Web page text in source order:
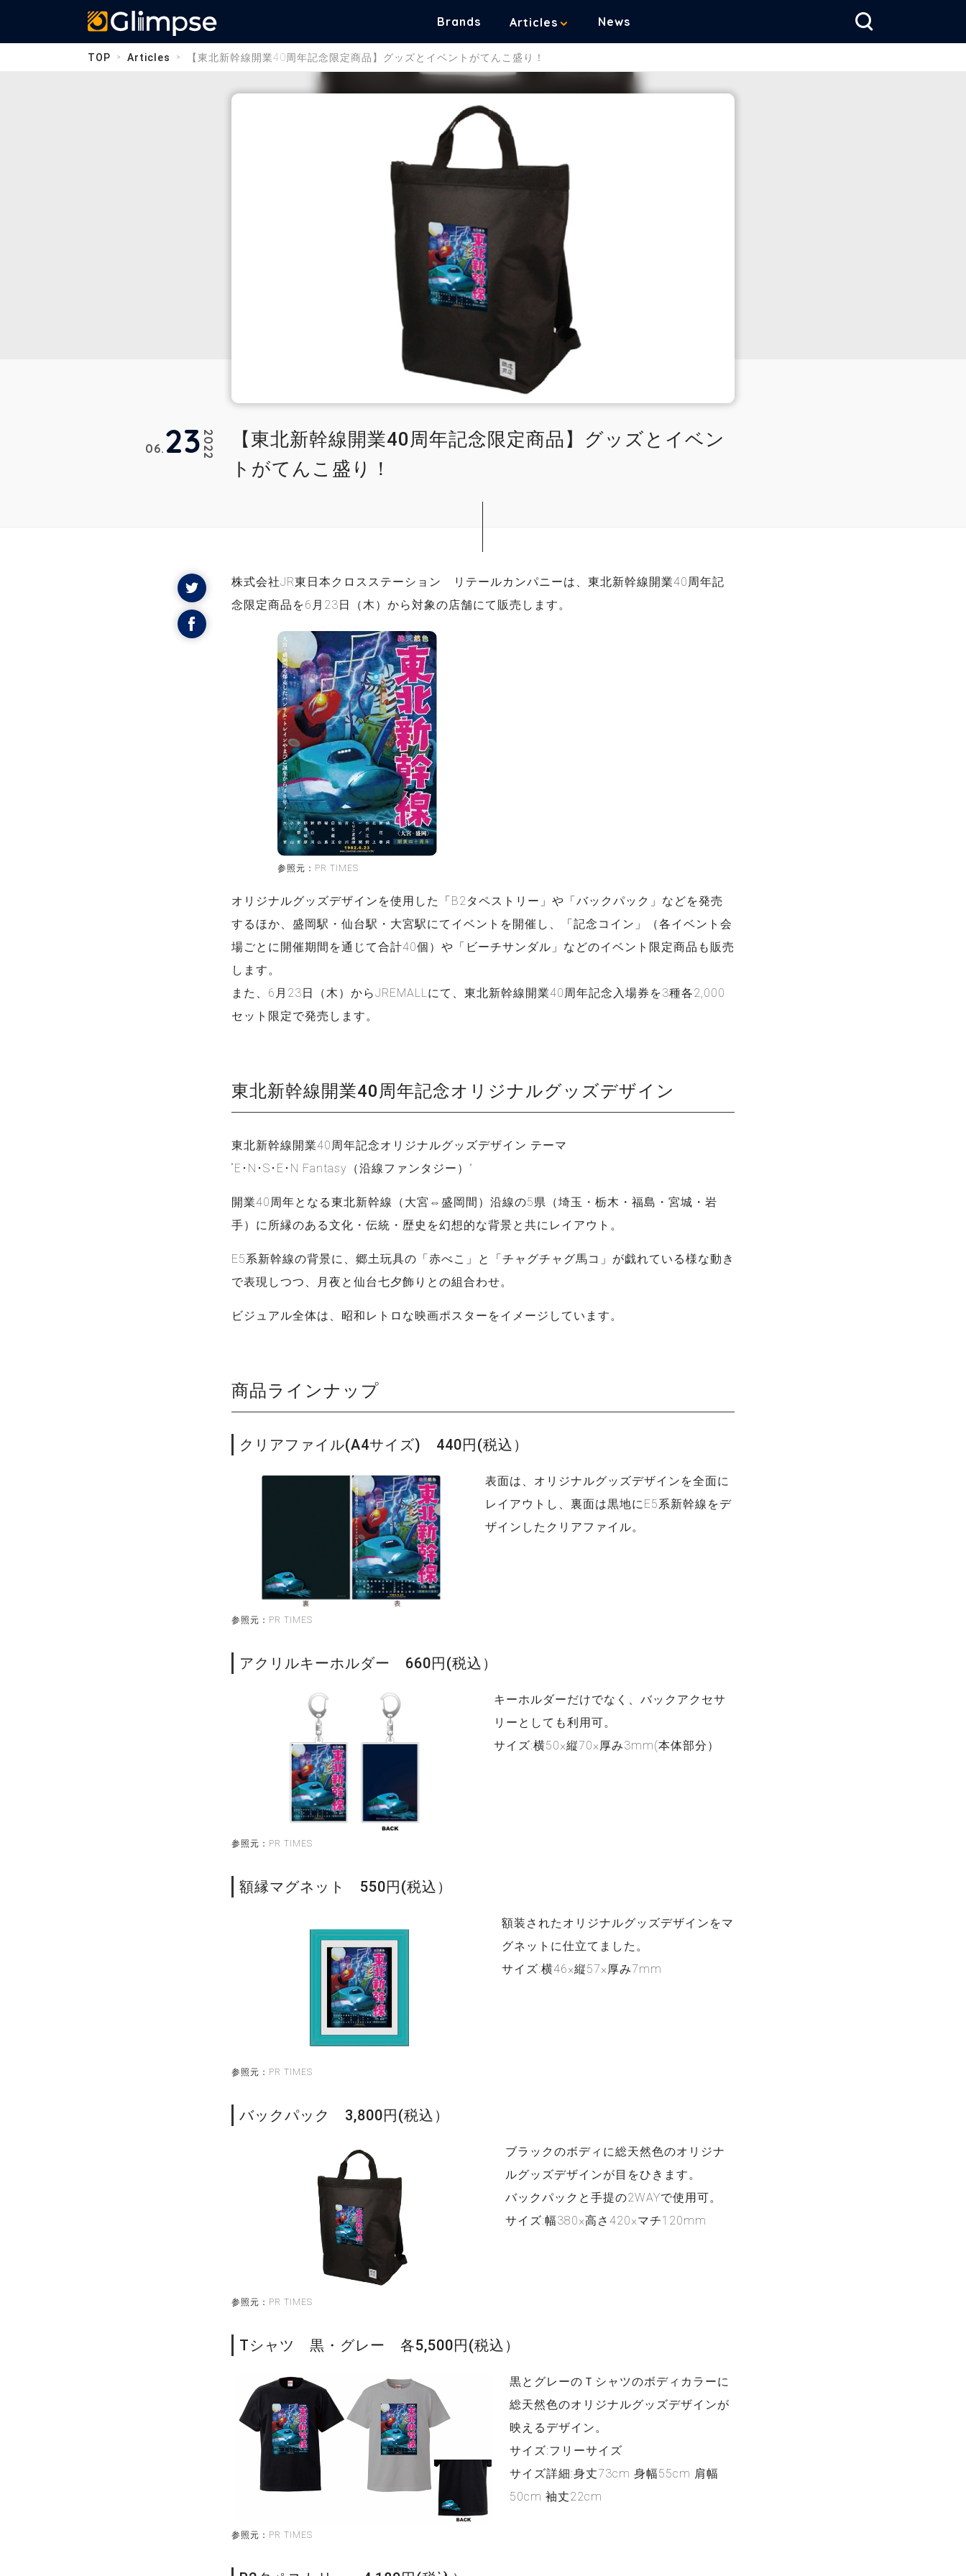
Brands Articles News
TOP Articles 【東北新幹線開業40周年記念限定商品】グッズとイベントがてんこ盛り！
【東北新幹線開業40周年記念限定商品】グッズとイベン
トがてんこ盛り！
2022
06 23
株式会社JR東日本クロスステーション リテールカンパニーは、東北新幹線開業40周年記
念限定商品を6月23日（木）から対象の店舗にて販売します。
参照元：PR TIMES
オリジナルグッズデザインを使用した「B2タペストリー」や「バックパック」などを発売
するほか、盛岡駅・仙台駅・大宮駅にてイベントを開催し、「記念コイン」（各イベント会
場ごとに開催期間を通じて合計40個）や「ビーチサンダル」などのイベント限定商品も販売
します。
また、6月23日（木）からJREMALLにて、東北新幹線開業40周年記念入場券を3種各2,000
セット限定で発売します。
東北新幹線開業40周年記念オリジナルグッズデザイン
東北新幹線開業40周年記念オリジナルグッズデザイン テーマ
“E･N･S･E･N Fantasy（沿線ファンタジー）”
開業40周年となる東北新幹線（大宮⇔盛岡間）沿線の5県（埼玉・栃木・福島・宮城・岩
手）に所縁のある文化・伝統・歴史を幻想的な背景と共にレイアウト。
E5系新幹線の背景に、郷土玩具の「赤べこ」と「チャグチャグ馬コ」が戯れている様な動き
で表現しつつ、月夜と仙台七夕飾りとの組合わせ。
ビジュアル全体は、昭和レトロな映画ポスターをイメージしています。
商品ラインナップ
クリアファイル(A4サイズ) 440円(税込）
参照元：PR TIMES
表面は、オリジナルグッズデザインを全面に
レイアウトし、裏面は黒地にE5系新幹線をデ
ザインしたクリアファイル。
アクリルキーホルダー 660円(税込）
参照元：PR TIMES
キーホルダーだけでなく、バックアクセサ
リーとしても利用可。
サイズ:横50×縦70×厚み3mm(本体部分）
額縁マグネット 550円(税込）
参照元：PR TIMES
額装されたオリジナルグッズデザインをマ
グネットに仕立てました。
サイズ:横46×縦57×厚み7mm
バックパック 3,800円(税込）
参照元：PR TIMES
ブラックのボディに総天然色のオリジナ
ルグッズデザインが目をひきます。
バックパックと手提の2WAYで使用可。
サイズ:幅380×高さ420×マチ120mm
Tシャツ 黒・グレー 各5,500円(税込）
参照元：PR TIMES
黒とグレーのＴシャツのボディカラーに
総天然色のオリジナルグッズデザインが
映えるデザイン。
サイズ:フリーサイズ
サイズ詳細:身丈73cm 身幅55cm 肩幅
50cm 袖丈22cm